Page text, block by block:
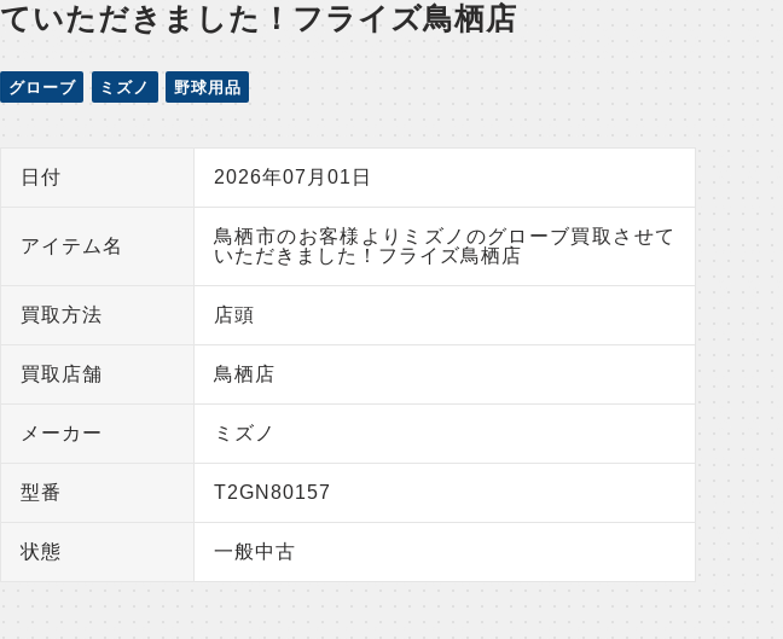
ていただきました！フライズ鳥栖店
グローブ ミズノ 野球用品
日付 2026年07月01日
アイテム名
鳥栖市のお客様よりミズノのグローブ買取させて
いただきました！フライズ鳥栖店
買取方法 店頭
買取店舗 鳥栖店
メーカー ミズノ
型番 T2GN80157
状態 一般中古